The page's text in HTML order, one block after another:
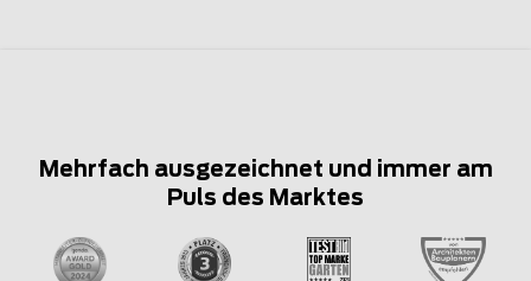
Mehrfach ausgezeichnet und immer am
Puls des Marktes